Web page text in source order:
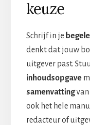
keuze
Schrijf in je
denkt dat jouw
uitgever past.
inhoudsopgave
samenvattingvan
ook het hele
redacteur of